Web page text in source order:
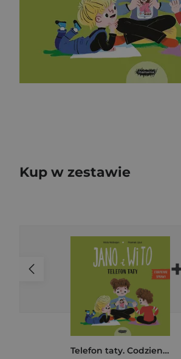
Kup w zestawie
Telefon taty. Codzienne sprawy Jano i Wito. Jano i Wito